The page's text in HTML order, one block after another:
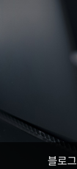
블로그